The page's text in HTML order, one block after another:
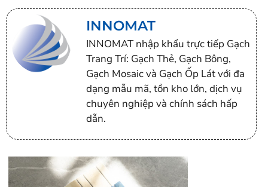
INNOMAT
INNOMAT nhập khẩu trực tiếp Gạch
Trang Trí: Gạch Thẻ, Gạch Bông,
Gạch Mosaic và Gạch Ốp Lát với đa
dạng mẫu mã, tồn kho lớn, dịch vụ
chuyên nghiệp và chính sách hấp
dẫn.